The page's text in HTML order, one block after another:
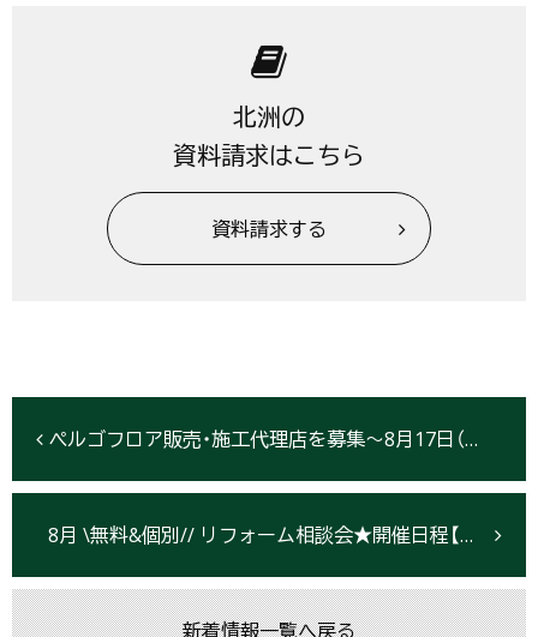
北洲の
資料請求はこちら
資料請求する
ぺルゴフロア販売・施工代理店を募集～8月17日（水）に募集説明会を開催します～
8月 \無料&個別// リフォーム相談会★開催日程【盛岡・北上・仙台】
新着情報一覧へ戻る